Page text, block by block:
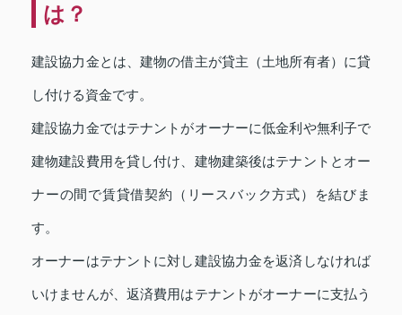
は？
建設協力金とは、建物の借主が貸主（土地所有者）に貸
し付ける資金です。
建設協力金ではテナントがオーナーに低金利や無利子で
建物建設費用を貸し付け、建物建築後はテナントとオー
ナーの間で賃貸借契約（リースバック方式）を結びま
す。
オーナーはテナントに対し建設協力金を返済しなければ
いけませんが、返済費用はテナントがオーナーに支払う